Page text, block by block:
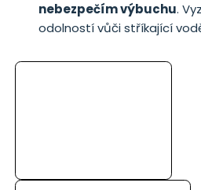
nebezpečím výbuchu.
odolností vůči stříkající